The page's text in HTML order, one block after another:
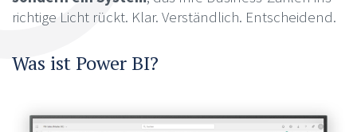
richtige Licht rückt. Klar. Verständlich. Entscheidend.
Was ist Power BI?